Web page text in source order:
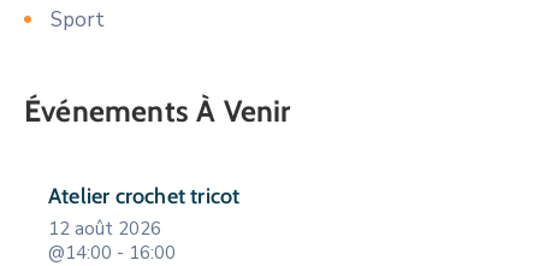
Sport
Événements À Venir
Atelier crochet tricot
12 août 2026
@14:00 - 16:00